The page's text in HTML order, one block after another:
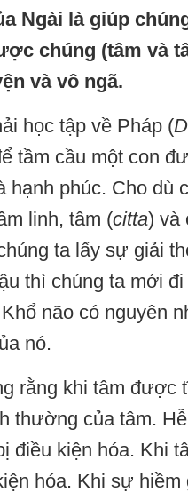
Ngài là giúp
chúng (tâm và
và vô ngã.
học tập về Pháp (
tầm cầu một con
hạnh phúc. Cho dù
linh, tâm (citta) và
ta lấy sự giải
thì chúng ta mới
não có nguyên
nó.
rằng khi tâm được
thường của tâm.
điều kiện hóa. Khi
hóa. Khi sự